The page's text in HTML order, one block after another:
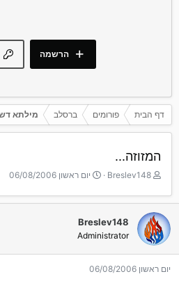
הרשמה
דף הבית פורומים ברסלב מילתא
המזוזה...
T
r
e
a
d
a
Breslev148
ת
ר
ך
ה
ל
יום ראשון 06/08/2006
Breslev148
Administrator
יום ראשון 06/08/2006